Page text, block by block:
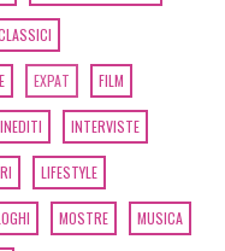
EXPAT FILM
INEDITI INTERVISTE
LIFESTYLE
MOSTRE MUSICA